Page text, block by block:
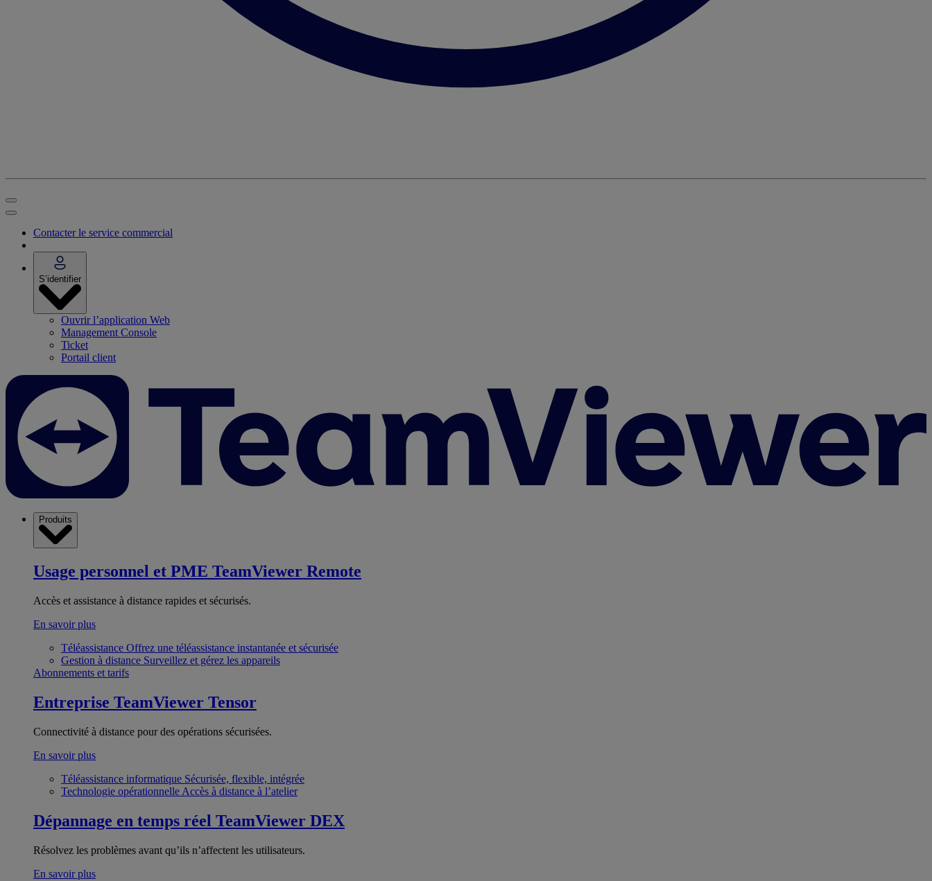
Contacter le service commercial
S’identifier
Ouvrir l’application Web
Management Console
Ticket
Portail client
Produits
Usage personnel et PME TeamViewer Remote
Accès et assistance à distance rapides et sécurisés.
En savoir plus
Téléassistance Offrez une téléassistance instantanée et sécurisée
Gestion à distance Surveillez et gérez les appareils
Abonnements et tarifs
Entreprise TeamViewer Tensor
Connectivité à distance pour des opérations sécurisées.
En savoir plus
Téléassistance informatique Sécurisée, flexible, intégrée
Technologie opérationnelle Accès à distance à l’atelier
Dépannage en temps réel TeamViewer DEX
Résolvez les problèmes avant qu’ils n’affectent les utilisateurs.
En savoir plus